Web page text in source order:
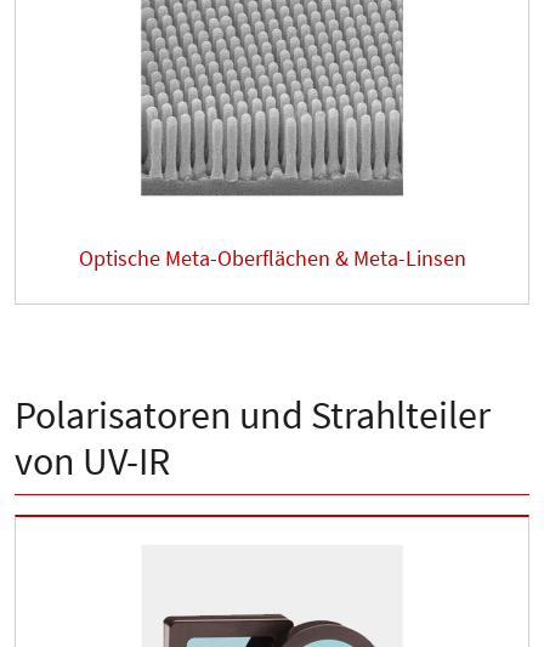
Optische Meta-Oberflächen & Meta-Linsen
Polarisatoren und Strahlteiler
von UV-IR